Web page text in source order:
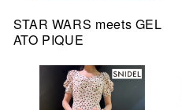
STAR WARS meets GEL
ATO PIQUE